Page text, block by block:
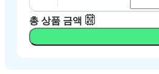
총 상품 금액